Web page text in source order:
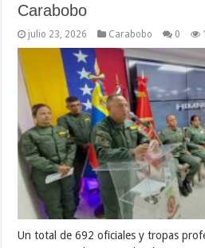
Carabobo
julio 23, 2026 Carabobo 0
Un total de 692 oficiales y tropas